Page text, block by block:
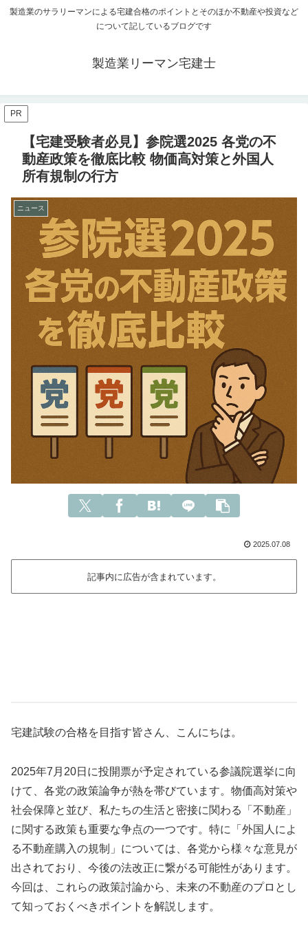
製造業のサラリーマンによる宅建合格のポイントとそのほか不動産や投資など
について記しているブログです
製造業リーマン宅建士
PR
【宅建受験者必見】参院選2025 各党の不
動産政策を徹底比較 物価高対策と外国人
所有規制の行方
ニュース
2025.07.08
記事内に広告が含まれています。
宅建試験の合格を目指す皆さん、こんにちは。
2025年7月20日に投開票が予定されている参議院選挙に向
けて、各党の政策論争が熱を帯びています。物価高対策や
社会保障と並び、私たちの生活と密接に関わる「不動産」
に関する政策も重要な争点の一つです。特に「外国人によ
る不動産購入の規制」については、各党から様々な意見が
出されており、今後の法改正に繋がる可能性があります。
今回は、これらの政策討論から、未来の不動産のプロとし
て知っておくべきポイントを解説します。